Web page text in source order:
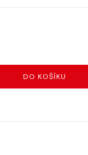
DO KOŠÍKU